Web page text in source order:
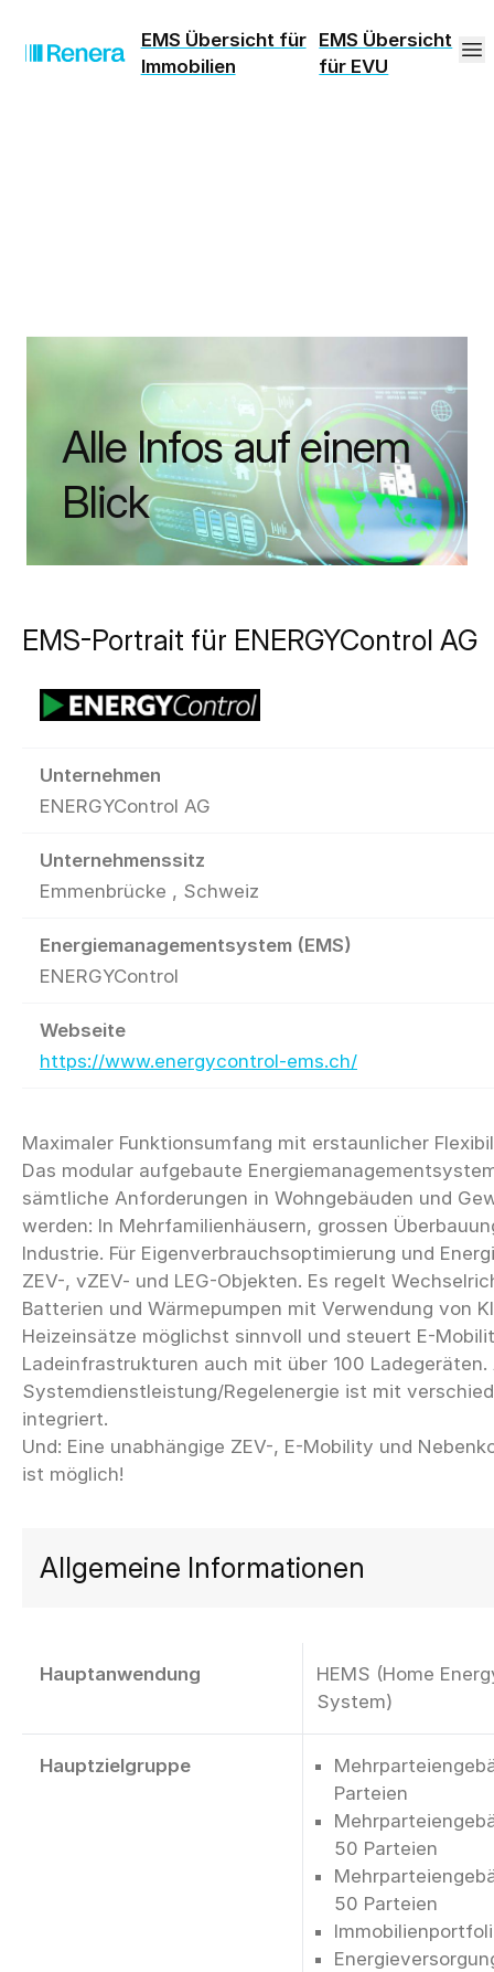
EMS Übersicht für
Immobilien
EMS Übersicht
für EVU
Alle Infos auf einem
Blick
EMS-Portrait für ENERGYControl AG
Unternehmen
ENERGYControl AG
Unternehmenssitz
Emmenbrücke , Schweiz
Energiemanagementsystem (EMS)
ENERGYControl
Webseite
https://www.energycontrol-ems.ch/
Maximaler Funktionsumfang mit erstaunlicher
Das modular aufgebaute
sämtliche Anforderungen in Wohngebäuden und
werden: In Mehrfamilienhäusern, grossen
Industrie. Für Eigenverbrauchsoptimierung und
ZEV-, vZEV- und LEG-Objekten. Es regelt
Batterien und Wärmepumpen mit Verwendung von
Heizeinsätze möglichst sinnvoll und steuert E-
Ladeinfrastrukturen auch mit über 100 Ladegeräten.
Systemdienstleistung/Regelenergie ist mit
integriert.
Und: Eine unabhängige ZEV-, E-Mobility und
Allgemeine Informationen
Hauptanwendung
HEMS (Home
System)
Hauptzielgruppe
Parteien
50 Parteien
50 Parteien